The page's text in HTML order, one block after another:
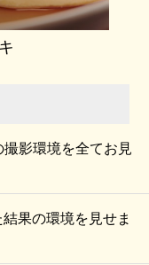
撮影環境を全てお見
果の環境を見せま